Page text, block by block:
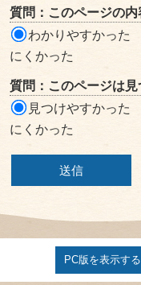
ア
質問：このページの
わかりやすかった
にくかった
質問：このページは
見つけやすかった
にくかった
PC版を表示する